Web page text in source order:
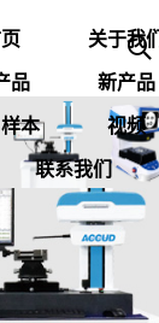
关于我们
品 新产品
样本 视频
联系我们